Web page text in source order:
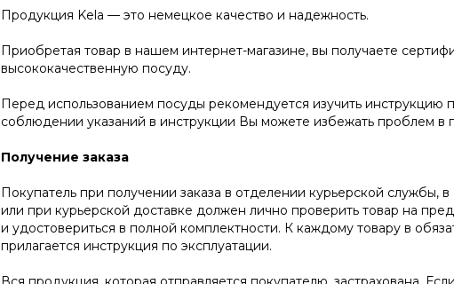
Продукция Kela — это немецкое качество и надежность.
Приобретая товар в нашем интернет-магазине, вы получаете
высококачественную посуду.
Перед использованием посуды рекомендуется изучить инструкцию
соблюдении указаний в инструкции Вы можете избежать проблем в
Получение заказа
Покупатель при получении заказа в отделении курьерской службы,
или при курьерской доставке должен лично проверить товар на
и удостовериться в полной комплектности. К каждому товару в
прилагается инструкция по эксплуатации.